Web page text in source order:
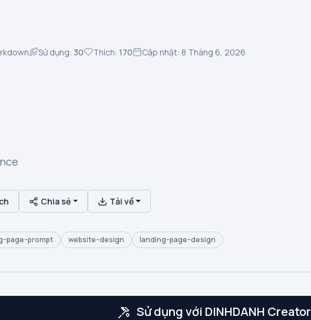
Sử dụng: 30 Thích: 170 Cập nhật: 8 Tháng 6, 2026
Chia sẻ Tải về
page-prompt website-design landing-page-design
Sử dụng với DINHDANH Creator